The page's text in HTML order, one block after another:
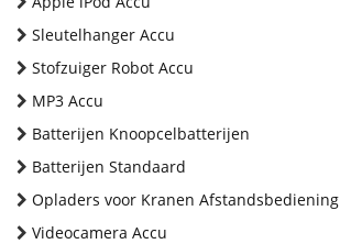
Sleutelhanger Accu
Stofzuiger Robot Accu
MP3 Accu
Batterijen Knoopcelbatterijen
Batterijen Standaard
Opladers voor Kranen Afstandsbediening
Videocamera Accu